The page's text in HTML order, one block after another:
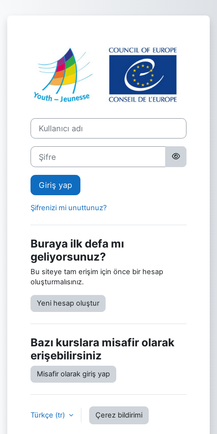
E-learning
Yeni hesap oluşturma adımına geç
Kullanıcı adı
Şifre
Giriş yap
Şifrenizi mi unuttunuz?
Buraya ilk defa mı
geliyorsunuz?
Bu siteye tam erişim için önce bir hesap
oluşturmalısınız.
Yeni hesap oluştur
Bazı kurslara misafir olarak
erişebilirsiniz
Misafir olarak giriş yap
Türkçe ‎(tr)‎ Çerez bildirimi